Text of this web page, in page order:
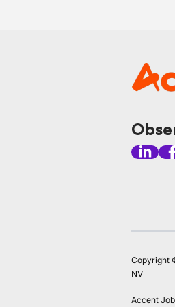
Copyright
NV
Accent